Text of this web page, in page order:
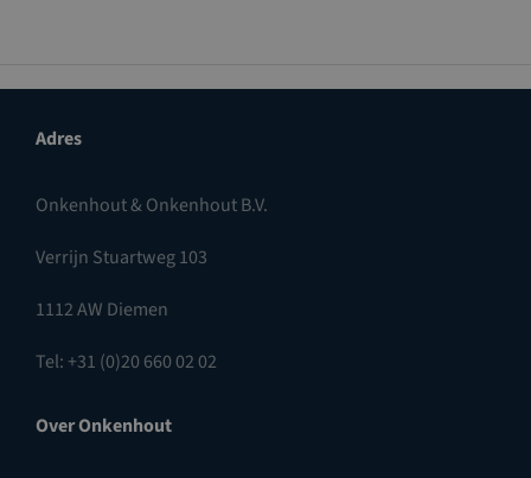
Adres
Onkenhout & Onkenhout B.V.
Verrijn Stuartweg 103
1112 AW Diemen
Tel: +31 (0)20 660 02 02
Over Onkenhout